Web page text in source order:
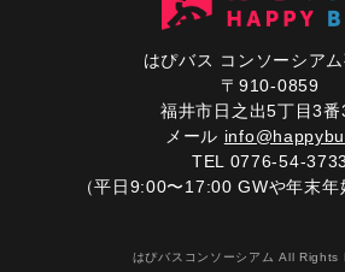
はぴバス コンソーシア
〒910-0859
福井市日之出5丁目3番
メール
TEL 0776-54-3733
（平日9:00〜17:00 GWや年末年
はぴバスコンソーシアム All Rights